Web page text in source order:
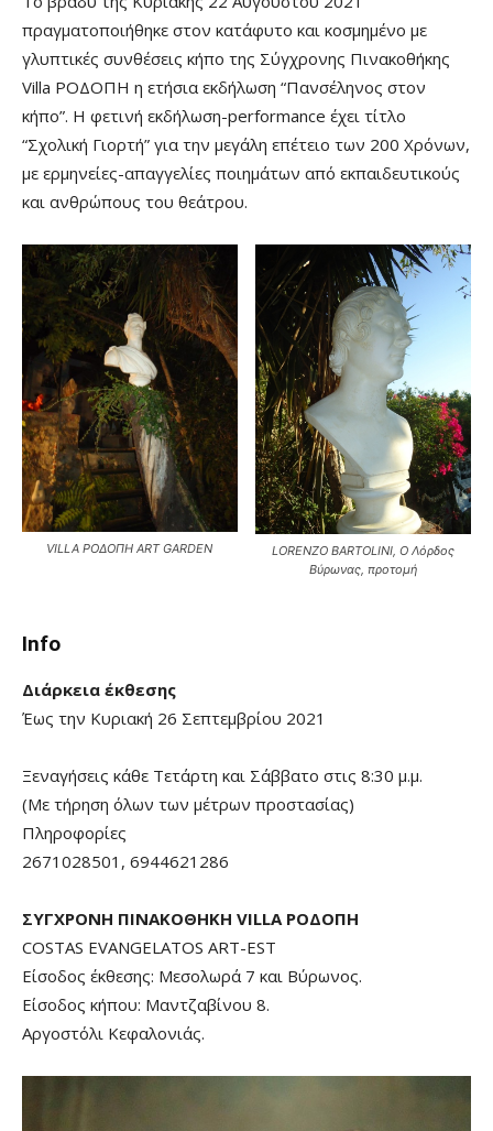
πραγματοποιήθηκε στον κατάφυτο και κοσμημένο με
γλυπτικές συνθέσεις κήπο της Σύγχρονης Πινακοθήκης
Villa ΡΟΔΟΠΗ η ετήσια εκδήλωση “Πανσέληνος στον
κήπο”. Η φετινή εκδήλωση-performance έχει τίτλο
“Σχολική Γιορτή” για την μεγάλη επέτειο των 200 Χρόνων,
με ερμηνείες-απαγγελίες ποιημάτων από εκπαιδευτικούς
και ανθρώπους του θεάτρου.
VILLA ΡΟΔΟΠΗ ART GARDEN
LORENZO BARTOLINI, Ο Λόρδος
Βύρωνας, προτομή
Info
Διάρκεια έκθεσης
Έως την Κυριακή 26 Σεπτεμβρίου 2021
Ξεναγήσεις κάθε Τετάρτη και Σάββατο στις 8:30 μ.μ.
(Με τήρηση όλων των μέτρων προστασίας)
Πληροφορίες
2671028501, 6944621286
ΣΥΓΧΡΟΝΗ ΠΙΝΑΚΟΘΗΚΗ VILLA ΡΟΔΟΠΗ
COSTAS EVANGELATOS ART-EST
Είσοδος έκθεσης: Μεσολωρά 7 και Βύρωνος.
Είσοδος κήπου: Μαντζαβίνου 8.
Αργοστόλι Κεφαλονιάς.